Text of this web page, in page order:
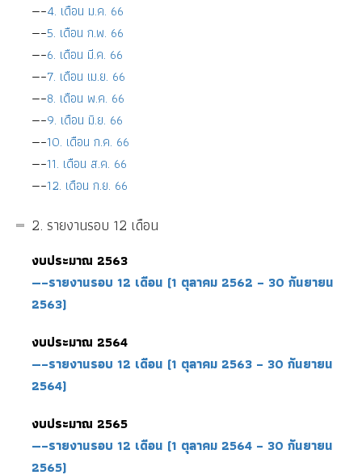
—–4. เดือน ม.ค. 66
—–5. เดือน ก.พ. 66
—–6. เดือน มี.ค. 66
—–7. เดือน เม.ย. 66
—–8. เดือน พ.ค. 66
—–9. เดือน มิ.ย. 66
—–10. เดือน ก.ค. 66
—–11. เดือน ส.ค. 66
—–12. เดือน ก.ย. 66
2. รายงานรอบ 12 เดือน
งบประมาณ 2563
—–รายงานรอบ 12 เดือน (1 ตุลาคม 2562 – 30 กันยายน
2563)
งบประมาณ 2564
—–รายงานรอบ 12 เดือน (1 ตุลาคม 2563 – 30 กันยายน
2564)
งบประมาณ 2565
—–รายงานรอบ 12 เดือน (1 ตุลาคม 2564 – 30 กันยายน
2565)